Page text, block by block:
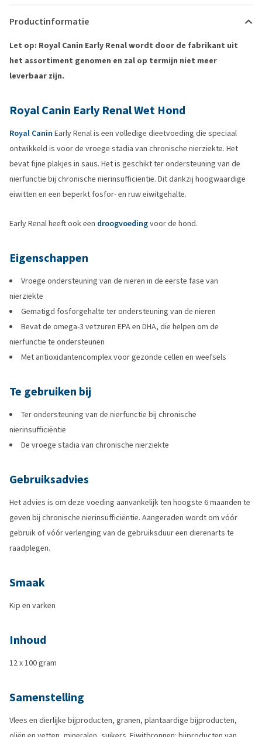
Productinformatie
Let op: Royal Canin Early Renal wordt door de fabrikant uit
het assortiment genomen en zal op termijn niet meer
leverbaar zijn.
Royal Canin Early Renal Wet Hond
Royal Canin Early Renal is een volledige dieetvoeding die speciaal
ontwikkeld is voor de vroege stadia van chronische nierziekte. Het
bevat fijne plakjes in saus. Het is geschikt ter ondersteuning van de
nierfunctie bij chronische nierinsufficiëntie. Dit dankzij hoogwaardige
eiwitten en een beperkt fosfor- en ruw eiwitgehalte.
Early Renal heeft ook een droogvoedingvoor de hond.
Eigenschappen
Vroege ondersteuning van de nieren in de eerste fase van
nierziekte
Gematigd fosforgehalte ter ondersteuning van de nieren
Bevat de omega-3 vetzuren EPA en DHA, die helpen om de
nierfunctie te ondersteunen
Met antioxidantencomplex voor gezonde cellen en weefsels
Te gebruiken bij
Ter ondersteuning van de nierfunctie bij chronische
nierinsufficiëntie
De vroege stadia van chronische nierziekte
Gebruiksadvies
Het advies is om deze voeding aanvankelijk ten hoogste 6 maanden te
geven bij chronische nierinsufficiëntie. Aangeraden wordt om vóór
gebruik of vóór verlenging van de gebruiksduur een dierenarts te
raadplegen.
Smaak
Kip en varken
Inhoud
12 x 100 gram
Samenstelling
Vlees en dierlijke bijproducten, granen, plantaardige bijproducten,